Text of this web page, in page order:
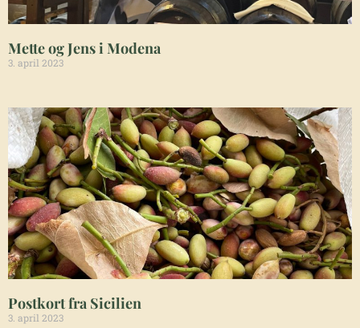
Mette og Jens i Modena
3. april 2023
Postkort fra Sicilien
3. april 2023